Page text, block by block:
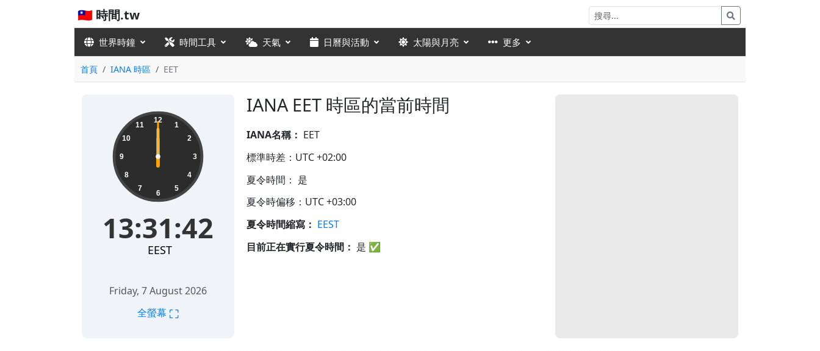
🇹🇼 時間.tw
世界時鐘 時間工具 天氣 日曆與活動 太陽與月亮 更多
首頁 IANA 時區 EET
IANA EET 時區的當前時間
12
1
2
3
4
5
6
7
8
9
10
11
13:31:42
EEST
Friday, 7 August 2026
全螢幕 ⛶
IANA名稱： EET
標準時差：UTC +02:00
夏令時間： 是
夏令時偏移：UTC +03:00
夏令時間縮寫： EEST
目前正在實行夏令時間： 是 ✅